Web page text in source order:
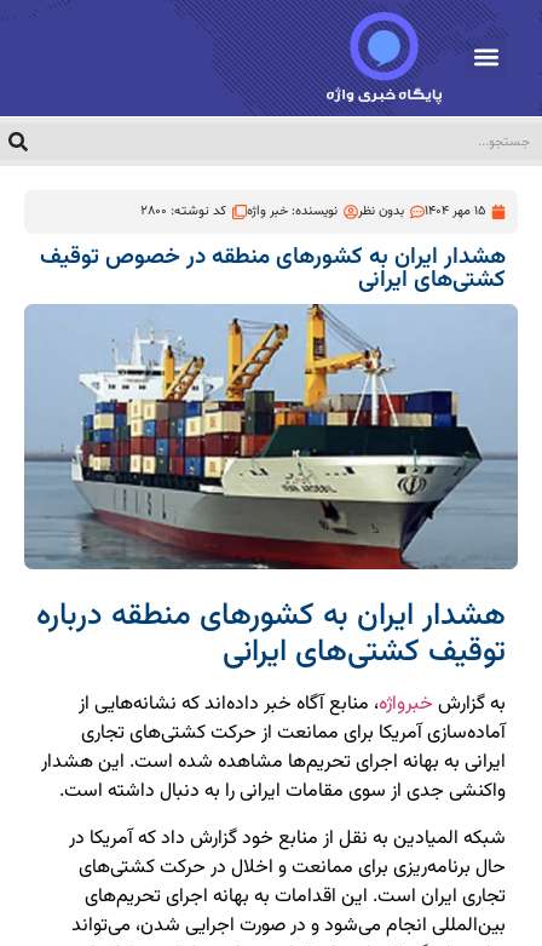
15 مهر 1404 بدون نظر نویسنده:خبر واژه کد نوشته: 2800
هشدار ایران به کشورهای منطقه در خصوص توقیف
کشتی‌های ایرانی
هشدار ایران به کشورهای منطقه درباره
توقیف کشتی‌های ایرانی
به گزارش خبرواژه، منابع آگاه خبر داده‌اند که نشانه‌هایی از
آماده‌سازی آمریکا برای ممانعت از حرکت کشتی‌های تجاری
ایرانی به بهانه اجرای تحریم‌ها مشاهده شده است. این هشدار
واکنشی جدی از سوی مقامات ایرانی را به دنبال داشته است.
شبکه المیادین به نقل از منابع خود گزارش داد که آمریکا در
حال برنامه‌ریزی برای ممانعت و اخلال در حرکت کشتی‌های
تجاری ایران است. این اقدامات به بهانه اجرای تحریم‌های
بین‌المللی انجام می‌شود و در صورت اجرایی شدن، می‌تواند